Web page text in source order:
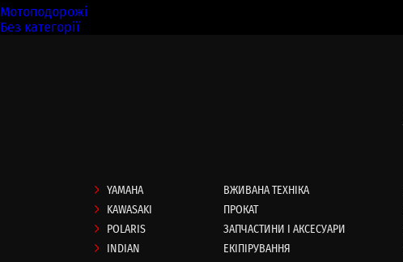
Мотоподорожі
Без категорії
YAMAHA
KAWASAKI
POLARIS
INDIAN
ВЖИВАНА ТЕХНІКА
ПРОКАТ
ЗАПЧАСТИНИ І АКСЕСУАРИ
ЕКІПІРУВАННЯ